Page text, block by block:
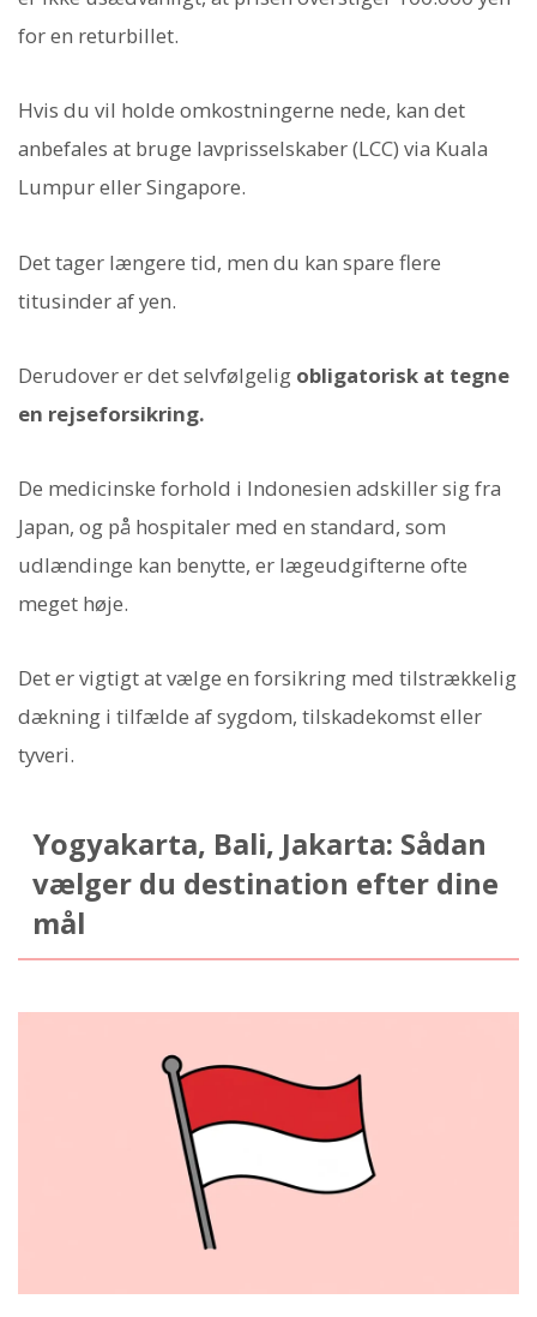
for en returbillet.
Hvis du vil holde omkostningerne nede, kan det
anbefales at bruge lavprisselskaber (LCC) via Kuala
Lumpur eller Singapore.
Det tager længere tid, men du kan spare flere
titusinder af yen.
Derudover er det selvfølgelig obligatorisk at tegne
en rejseforsikring.
De medicinske forhold i Indonesien adskiller sig fra
Japan, og på hospitaler med en standard, som
udlændinge kan benytte, er lægeudgifterne ofte
meget høje.
Det er vigtigt at vælge en forsikring med tilstrækkelig
dækning i tilfælde af sygdom, tilskadekomst eller
tyveri.
Yogyakarta, Bali, Jakarta: Sådan
vælger du destination efter dine
mål